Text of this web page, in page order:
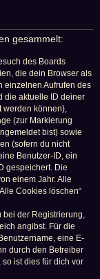
gesammelt:
des Boards
die dein Browser als
einzelnen Aufrufen des
die aktuelle ID deiner
können),
(zur Markierung
bist) sowie
(sofern du nicht
Benutzer-ID, ein
gespeichert. Die
einem Jahr. Alle
Cookies löschen“
der Registrierung,
angibst. Für die
eine E-
durch den Betreiber
ist dies für dich vor